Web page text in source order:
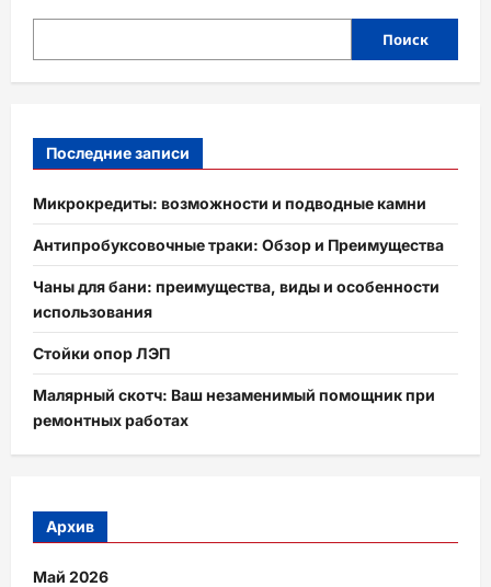
Поиск
Последние записи
Микрокредиты: возможности и подводные камни
Антипробуксовочные траки: Обзор и Преимущества
Чаны для бани: преимущества, виды и особенности
использования
Стойки опор ЛЭП
Малярный скотч: Ваш незаменимый помощник при
ремонтных работах
Архив
Май 2026